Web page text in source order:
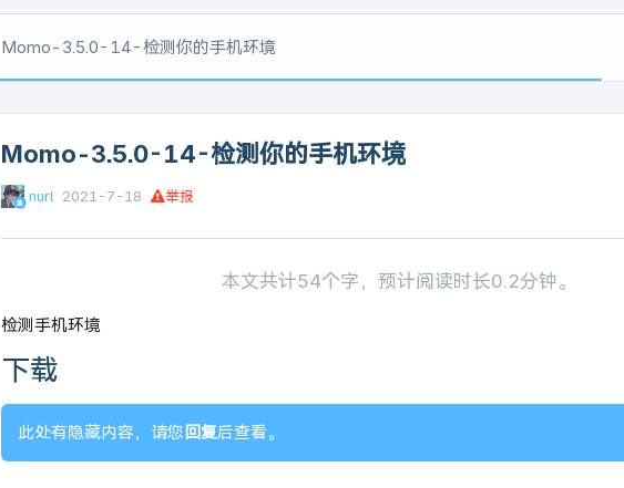
Momo-3.5.0-14-检测你的手机环境
Momo-3.5.0-14-检测你的手机环境
nurl 2021-7-18 举报
本文共计54个字，预计阅读时长0.2分钟。
检测手机环境
下载
此处有隐藏内容，请您回复后查看。